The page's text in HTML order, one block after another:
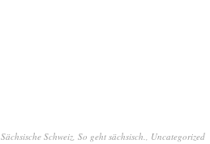
Sächsische Schweiz, So geht sächsisch., Uncategorized